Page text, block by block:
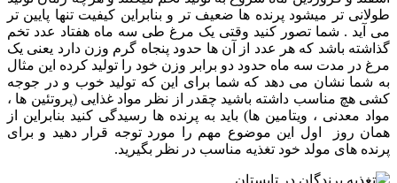
طولانی تر میشود پرنده ها ضعیف تر و بنابراین کیفیت تنها پایین تر
می آید . شما تصور کنید وقتی یک مرغ طی سه ماه هفتاد عدد تخم
گذاشته باشد که هر عدد از آن ها حدود پنجاه گرم وزن دارد یعنی یک
مرغ در مدت سه ماه حدود دو برابر وزن خود را تولید کرده این مثال
به شما نشان می دهد که شما برای این که تولید خوب و در جوجه
کشی هچ مناسب داشته باشید چقدر از نظر مواد غذایی (پروتئین ها ،
مواد معدنی ، ویتامین ها) باید به پرنده ها رسیدگی کنید بنابراین از
همان روز اول این موضوع مهم را مورد توجه قرار دهید و برای
پرنده های مولد خود تغذیه مناسب در نظر بگیرید.